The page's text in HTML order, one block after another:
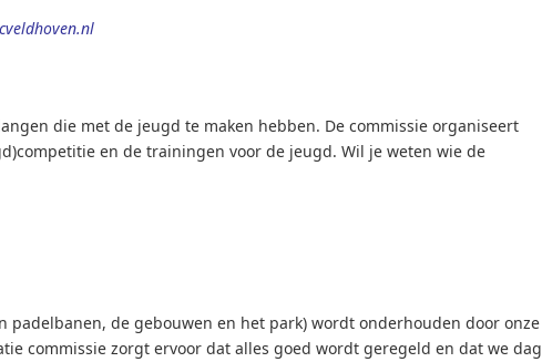
die met de jeugd te maken hebben. De commissie organiseert
en de trainingen voor de jeugd. Wil je weten wie de
padelbanen, de gebouwen en het park) wordt onderhouden door onze
commissie zorgt ervoor dat alles goed wordt geregeld en dat we dag